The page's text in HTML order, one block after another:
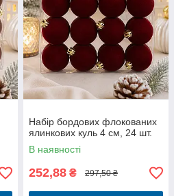
Набір бордових флокованих
ялинкових куль 4 см, 24 шт.
В наявності
252,88 ₴ 297,50 ₴